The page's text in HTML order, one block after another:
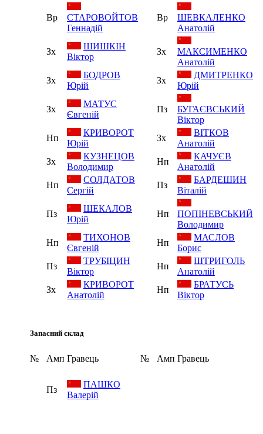
Вр
СТАРОВОЙТОВ
Геннадій
Вр
ШЕВКАЛЕНКО
Анатолій
Зх
ШИШКІН
Віктор
Зх
МАКСИМЕНКО
Анатолій
Зх
БОДРОВ
Юрій
Зх
ДМИТРЕНКО
Юрій
Зх
МАТУС
Євгеній
Пз
БУГАЄВСЬКИЙ
Віктор
Нп
КРИВОРОТ
Юрій
Зх
ВІТКОВ
Анатолій
Зх
КУЗНЕЦОВ
Володимир
Нп
КАЧУЄВ
Анатолій
Нп
СОЛДАТОВ
Сергій
Пз
БАРДЕШИН
Віталій
Пз
ШЕКАЛОВ
Юрій
Нп
ПОПІНЕВСЬКИЙ
Володимир
Нп
ТИХОНОВ
Євгеній
Нп
МАСЛОВ
Борис
Пз
ТРУБІЦИН
Віктор
Нп
ШТРИГОЛЬ
Анатолій
Зх
КРИВОРОТ
Анатолій
Нп
БРАТУСЬ
Віктор
Запасний склад
№ Амп Гравець № Амп Гравець
Пз
ПАШКО
Валерій